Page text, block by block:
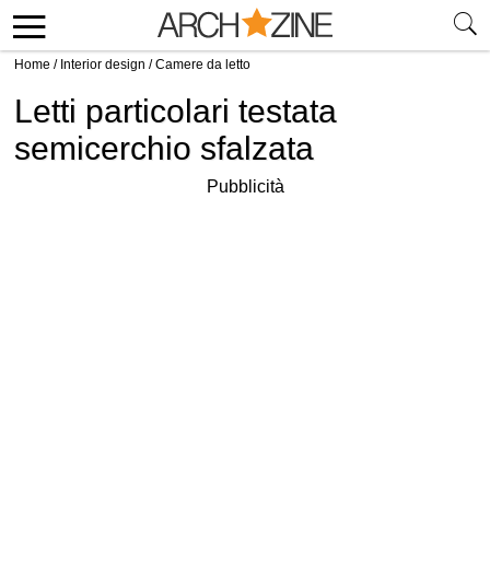
Home / Interior design /Camere da letto
Letti particolari testata
semicerchio sfalzata
Pubblicità